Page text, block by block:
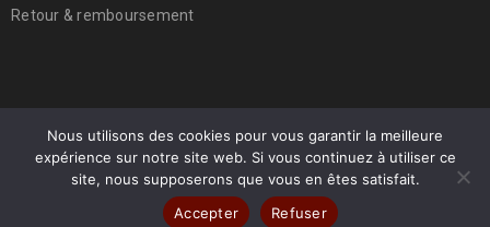
Retour & remboursement
© 2022 Franmarche. Tous droits réservés.
Nous utilisons des cookies pour vous garantir la meilleure
expérience sur notre site web. Si vous continuez à utiliser ce
site, nous supposerons que vous en êtes satisfait.
Accepter
Refuser